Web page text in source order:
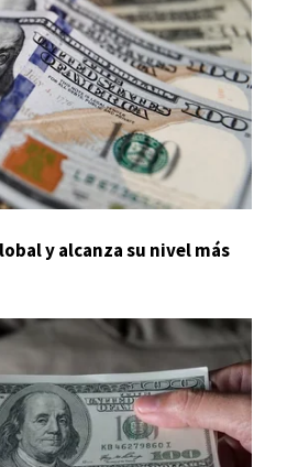
y alcanza su nivel más